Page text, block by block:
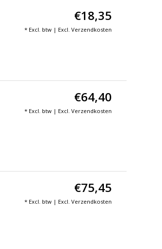
€18,35
* Excl. btw | Excl. Verzendkosten
€64,40
* Excl. btw | Excl. Verzendkosten
€75,45
* Excl. btw | Excl. Verzendkosten